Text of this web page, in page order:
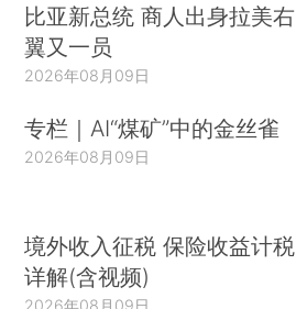
比亚新总统 商人出身拉美右
翼又一员
2026年08月09日
专栏｜AI“煤矿”中的金丝雀
2026年08月09日
境外收入征税 保险收益计税
详解(含视频)